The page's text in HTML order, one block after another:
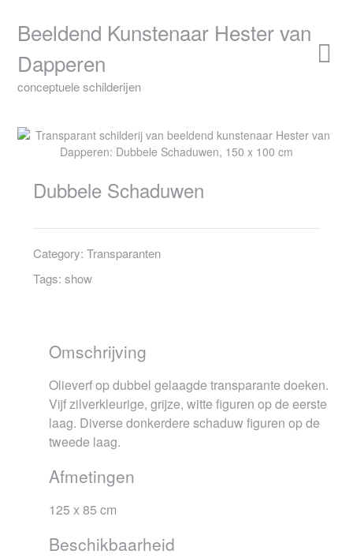
contentBeeldend Kunstenaar Hester van
Dapperen
conceptuele schilderijen
Dubbele Schaduwen
Category:Transparanten
Tags:show
Omschrijving
Olieverf op dubbel gelaagde transparante doeken.
Vijf zilverkleurige, grijze, witte figuren op de eerste
laag. Diverse donkerdere schaduw figuren op de
tweede laag.
Afmetingen
125 x 85 cm
Beschikbaarheid